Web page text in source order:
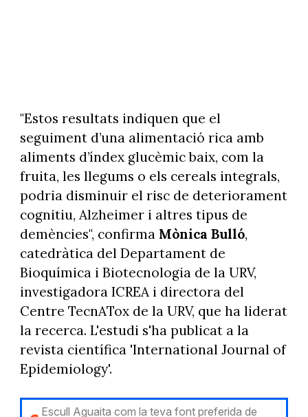
"Estos resultats indiquen que el
seguiment d’una alimentació rica amb
aliments d’índex glucèmic baix, com la
fruita, les llegums o els cereals integrals,
podria disminuir el risc de deteriorament
cognitiu, Alzheimer i altres tipus de
demències", confirma Mònica Bulló,
catedràtica del Departament de
Bioquímica i Biotecnologia de la URV,
investigadora ICREA i directora del
Centre TecnATox de la URV, que ha liderat
la recerca. L'estudi s'ha publicat a la
revista científica 'International Journal of
Epidemiology'.
Escull Aguaita com la teva font preferida de